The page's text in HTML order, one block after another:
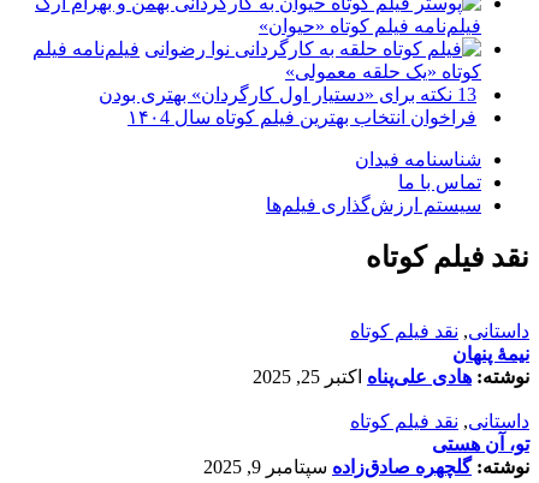
فیلم‌نامه فیلم کوتاه «حیوان»
فیلم‌نامه فیلم
کوتاه «یک حلقه معمولی»
13 نکته برای «دستیار اول کارگردان» بهتری بودن
فراخوان انتخاب بهترین فیلم کوتاه سال ۱۴۰4
شناسنامه فیدان
تماس با ما
سیستم ارزش‌گذاری فیلم‌ها
نقد فیلم کوتاه
داستانی, نقد فیلم کوتاه
نیمۀ پنهان
نوشته: هادی علی‌پناه اکتبر 25, 2025
داستانی, نقد فیلم کوتاه
تو، آن هستی
نوشته:گلچهره صادق‌زاده سپتامبر 9, 2025